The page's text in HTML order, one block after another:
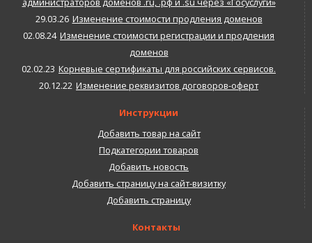
29.03.26 Изменение стоимости продления доменов
02.08.24 Изменение стоимости регистрации и продления
доменов
02.02.23 Корневые сертификаты для российских сервисов.
20.12.22 Изменение реквизитов договоров-оферт
Инструкции
Добавить товар на сайт
Подкатегории товаров
Добавить новость
Добавить страницу на сайт-визитку
Добавить страницу
Контакты